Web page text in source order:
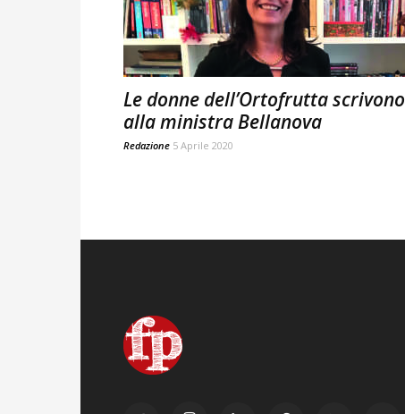
Le donne dell’Ortofrutta scrivono
alla ministra Bellanova
Redazione 5 Aprile 2020